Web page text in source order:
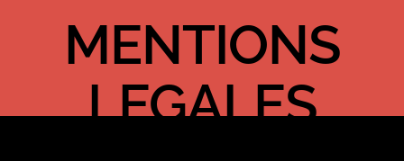
MENTIONS
LEGALES